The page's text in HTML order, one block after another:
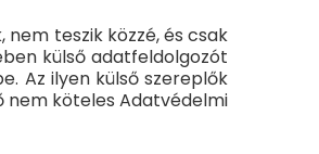
teszik közzé, és csak
külső adatfeldolgozót
Az ilyen külső szereplők
nem köteles Adatvédelmi